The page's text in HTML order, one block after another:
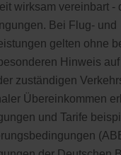
wirksam vereinbart -
Bei Flug- und
gelten ohne
Hinweis
zuständigen
Übereinkommen
und Tarife